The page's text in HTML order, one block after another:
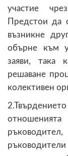
участие
Предстои да
възникне
обърне към
заяви, така
решаване
колективен